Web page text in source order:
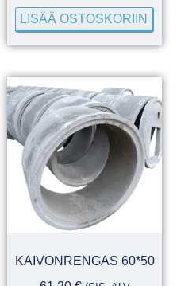
LISÄÄ OSTOSKORIIN
KAIVONRENGAS 60*50